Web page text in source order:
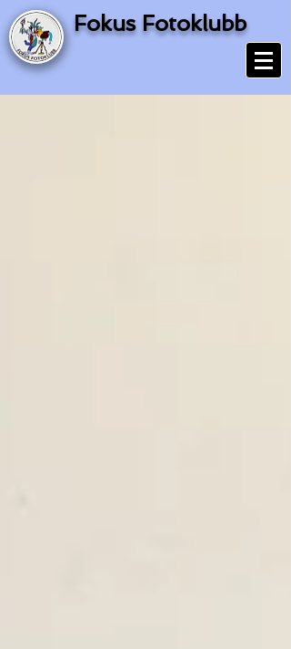
Fokus Fotoklubb